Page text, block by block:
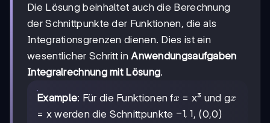
Die Lösung beinhaltet auch die Berechnung
der Schnittpunkte der Funktionen, die als
Integrationsgrenzen dienen. Dies ist ein
wesentlicher Schritt in Anwendungsaufgaben
Integralrechnung mit Lösung.
Example: Für die Funktionen fx
x = x³ und gx
x
= x werden die Schnittpunkte -1,1
−1, 1, (0,0)